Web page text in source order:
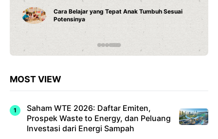
Cara Belajar yang Tepat Anak Tumbuh Sesuai
Potensinya
MOST VIEW
Saham WTE 2026: Daftar Emiten,
Prospek Waste to Energy, dan Peluang
Investasi dari Energi Sampah